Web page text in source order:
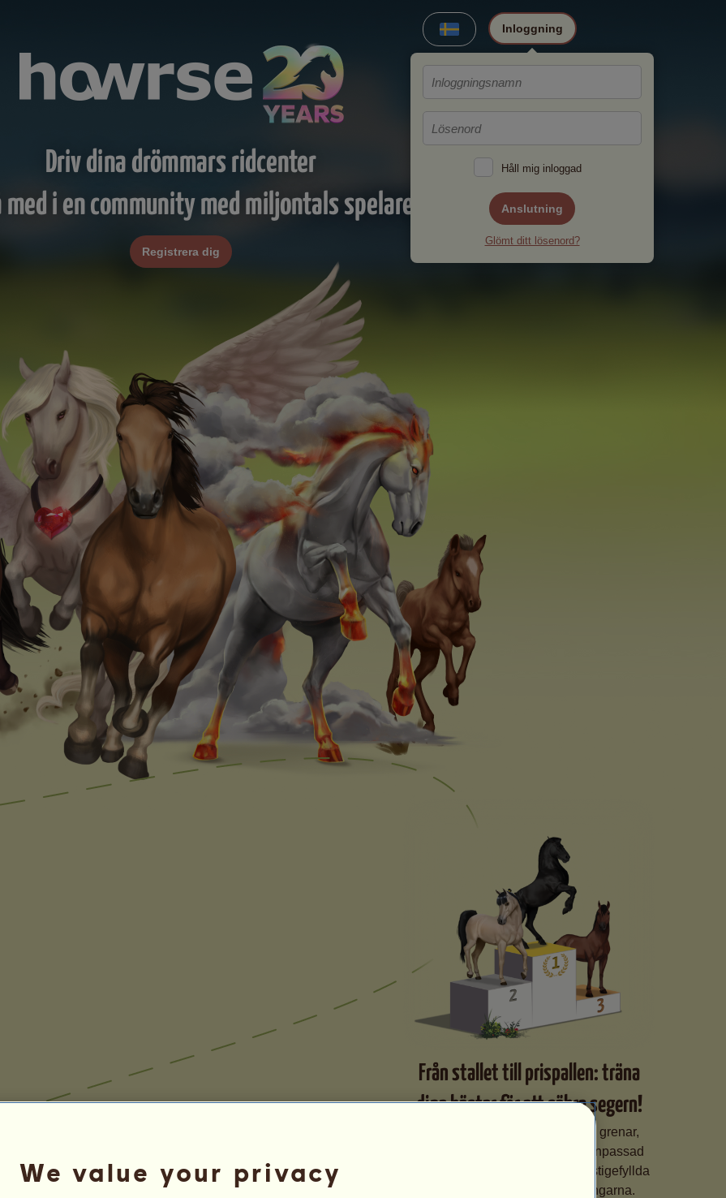
Inloggning
Håll mig inloggad
Anslutning
Glömt ditt lösenord?
Driv dina drömmars ridcenter
med i en community med miljontals spelare!
Registrera dig
Från stallet till prispallen: träna
dina hästar för att säkra segern!
Specialisera dina hästar i olika grenar,
finslipa deras färdigheter med anpassad
träning och registrerar dem i prestigefyllda
tävlingar för att klättra i rankningarna.
We value your privacy